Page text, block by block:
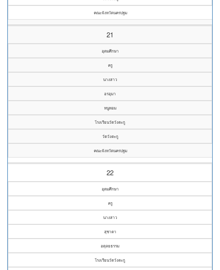
คณะจังหวัดนครปฐม
21
อุดมศึกษา
ครู
นางสาว
อรอุมา
หนูหอม
โรงเรียนวัดวังตะกู
วัดวังตะกู
คณะจังหวัดนครปฐม
22
อุดมศึกษา
ครู
นางสาว
สุชาดา
อดุลยธรรม
โรงเรียนวัดวังตะกู